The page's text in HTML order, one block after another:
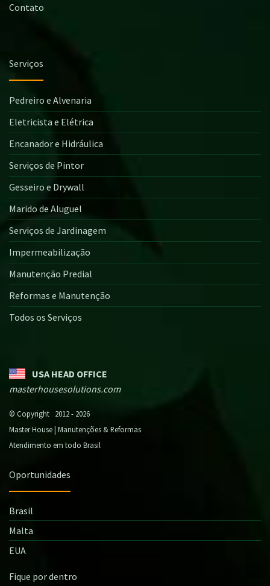
Contato
Serviços
Pedreiro e Alvenaria
Eletricista e Elétrica
Encanador e Hidráulica
Serviços de Pintor
Gesseiro e Drywall
Marido de Aluguel
Serviços de Jardinagem
Impermeabilização
Manutenção Predial
Reformas e Manutenção
Todos os Serviços
USA HEAD OFFICE
masterhousesolutions.com
© Copyright 2012 - 2026
Master House | Manutenções & Reformas
Atendimento em todo Brasil
Oportunidades
Brasil
Malta
EUA
Fique por dentro